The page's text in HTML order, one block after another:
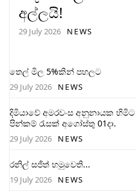
අල්ලයි!
29 July 2026 NEWS
තෙල් මිල 5%කින් පහලට
29 July 2026 NEWS
දිමියාවේ අමරවංස අනුනායක
පින්කම් රැසක් අගෝස්තු 01දා.
29 July 2026 NEWS
රනිල් සජිත් හමුවෙති...
19 July 2026 NEWS